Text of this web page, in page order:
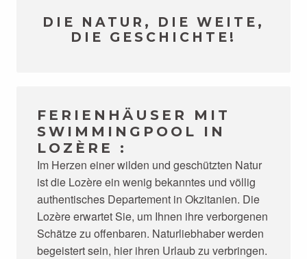
DIE NATUR, DIE WEITE,
DIE GESCHICHTE!
FERIENHÄUSER MIT
SWIMMINGPOOL IN
LOZÈRE :
Im Herzen einer wilden und geschützten Natur
ist die Lozère ein wenig bekanntes und völlig
authentisches Departement in Okzitanien. Die
Lozère erwartet Sie, um Ihnen ihre verborgenen
Schätze zu offenbaren. Naturliebhaber werden
begeistert sein, hier ihren Urlaub zu verbringen.